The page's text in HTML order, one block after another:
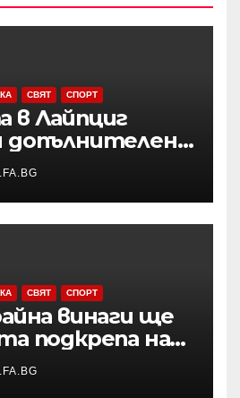
СВЯТ СПОРТ
в Лайпциг
допълнителен
радар на
с открития
СВЯТ СПОРТ
винаги ще
подкрепа на
по
си път